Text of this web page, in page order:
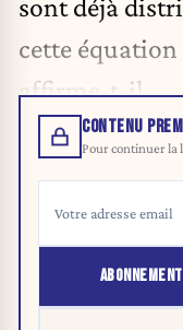
sont déjà
cette
affirme-t-il.
CONTENU
Pour continuer la
ABONNEMENT